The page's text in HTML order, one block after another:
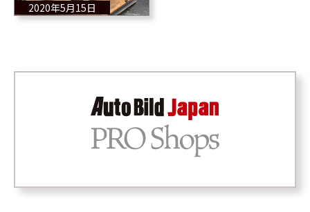
2020年5月15日